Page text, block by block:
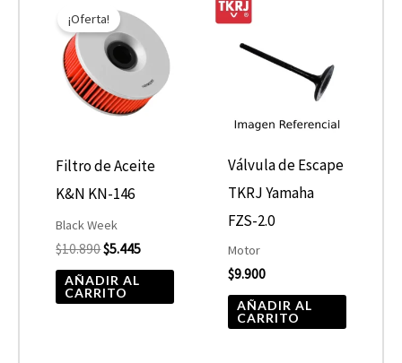
¡Oferta!
Filtro de Aceite
K&N KN-146
Black Week
$10.890
precio
original
era:
$10.890.
$5.445
actual
es:
$5.445.
AÑADIR AL
CARRITO
Válvula de Escape
TKRJ Yamaha
FZS-2.0
Motor
$9.900
AÑADIR AL
CARRITO